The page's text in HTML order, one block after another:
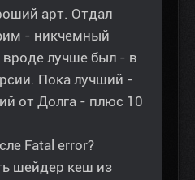
арт. Отдал
- никчемный
лучше был - в
Пока лучший -
от Долга - плюс 10
Fatal error?
шейдер кеш из